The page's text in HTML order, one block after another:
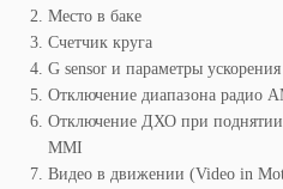
Место в баке
Счетчик круга
G sensor и параметры ускорения
Отключение диапазона радио
Отключение ДХО при
MMI
Видео в движении (Video in